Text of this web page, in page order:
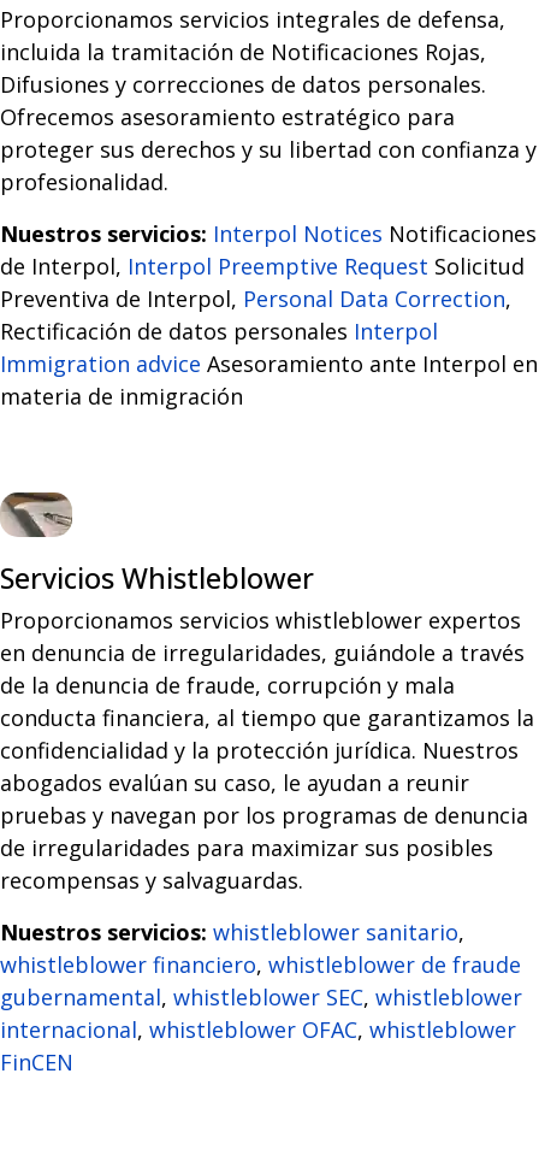
Proporcionamos servicios integrales de defensa,
incluida la tramitación de Notificaciones Rojas,
Difusiones y correcciones de datos personales.
Ofrecemos asesoramiento estratégico para
proteger sus derechos y su libertad con confianza y
profesionalidad.
Nuestros servicios: Interpol Notices Notificaciones
de Interpol, Interpol Preemptive Request Solicitud
Preventiva de Interpol, Personal Data Correction,
Rectificación de datos personales Interpol
Immigration advice Asesoramiento ante Interpol en
materia de inmigración
Servicios Whistleblower
Proporcionamos servicios whistleblower expertos
en denuncia de irregularidades, guiándole a través
de la denuncia de fraude, corrupción y mala
conducta financiera, al tiempo que garantizamos la
confidencialidad y la protección jurídica. Nuestros
abogados evalúan su caso, le ayudan a reunir
pruebas y navegan por los programas de denuncia
de irregularidades para maximizar sus posibles
recompensas y salvaguardas.
Nuestros servicios: whistleblower sanitario,
whistleblower financiero, whistleblower de fraude
gubernamental, whistleblower SEC, whistleblower
internacional, whistleblower OFAC, whistleblower
FinCEN